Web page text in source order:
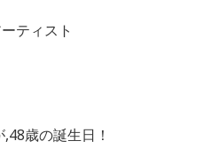
ティスト
,48歳の誕生日！